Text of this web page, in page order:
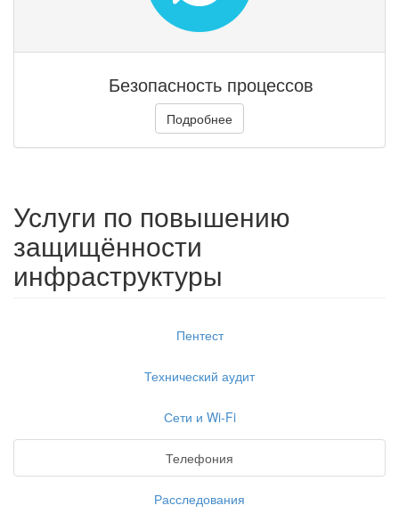
Безопасность процессов
Подробнее
Услуги по повышению
защищённости
инфраструктуры
Пентест
Технический аудит
Сети и Wi-Fi
Телефония
Расследования